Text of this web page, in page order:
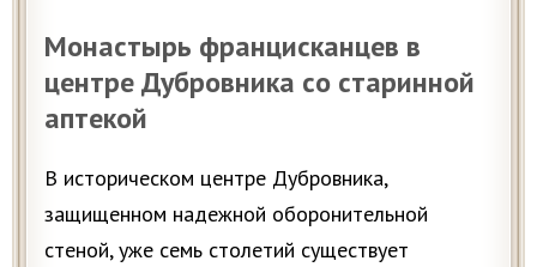
Монастырь францисканцев в
центре Дубровника со старинной
аптекой
В историческом центре Дубровника,
защищенном надежной оборонительной
стеной, уже семь столетий существует